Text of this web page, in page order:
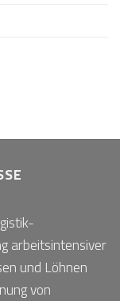
arbeitsintensiver
und Löhnen
von